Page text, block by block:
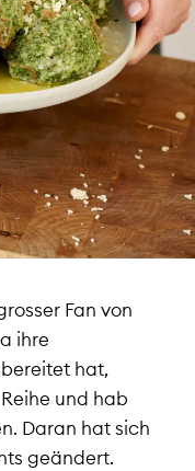
Fan von
ihre
hat,
und hab
Daran hat sich
geändert.